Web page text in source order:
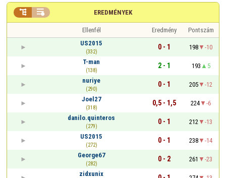
EREDMÉNYEK
 
Ellenfél Eredmény
Pontszám
US2015
(332)
0 - 1 198
-10
T-man
(138)
2 - 1 193
5
nuriye
(290)
0 - 1 205
-12
Joel27
(318)
0,5 - 1,5 224
-6
danilo.quinteros
(279)
0 - 1 212
-13
US2015
(272)
0 - 1 238
-14
George67
(282)
0 - 2 261
-23
zidxunix